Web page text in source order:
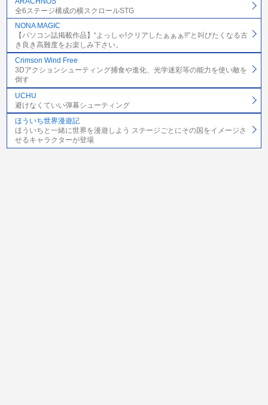
全6ステージ構成の横スクロールSTG
NONA MAGIC
【パソコン誌掲載作品】“よっしゃ!クリアしたぁぁぁ!!”と叫びたくなる古
き良き高難度をお楽しみ下さい。
Crimson Wind Free
3Dアクションシューティング捕食や進化、光学迷彩等の能力を使い敵を
倒す
UCHU
避けなくていい弾幕シューティング
ほういち世界漫遊記
ほういちと一緒に世界を漫遊しよう ステージごとにその国をイメージさ
せるキャラクターが登場